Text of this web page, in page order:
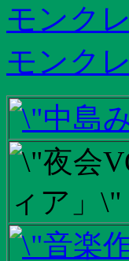
モンク
モンク